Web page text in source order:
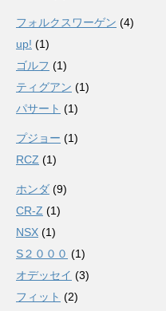
フォルクスワーゲン (4)
up! (1)
ゴルフ (1)
ティグアン (1)
パサート (1)
プジョー (1)
RCZ (1)
ホンダ (9)
CR-Z (1)
NSX (1)
S２０００ (1)
オデッセイ (3)
フィット (2)